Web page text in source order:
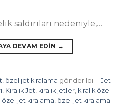
saldırıları nedeniyle,…
DEVAM EDIN →
özel jet kiralama gönderildi | Jet
Kiralık Jet kiralık jetler kiralık özel
özel jet kiralama özel jet kiralama